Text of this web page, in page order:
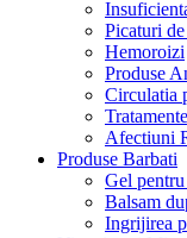
Picaturi
Hemoroizi
Produse
Circulatia
Afectiuni
Produse Barbati
Gel
Balsam
Ingrijirea